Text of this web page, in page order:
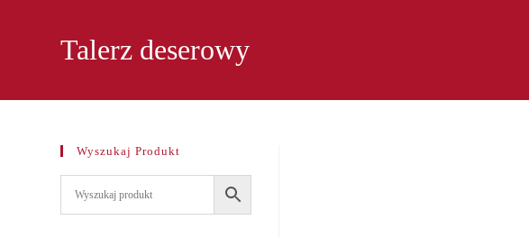
Talerz deserowy
Wyszukaj Produkt